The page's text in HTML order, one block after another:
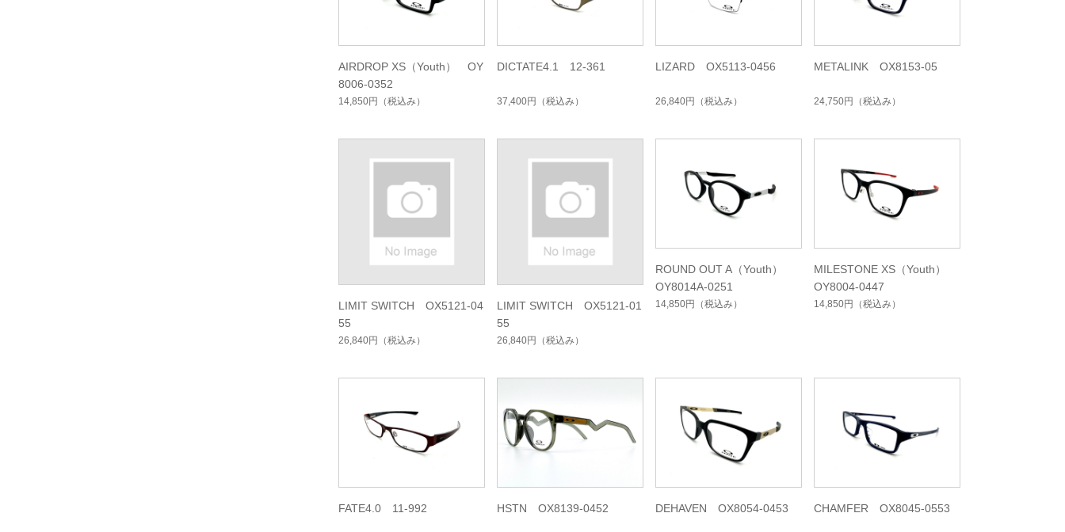
AIRDROP XS（Youth） OY
8006-0352
14,850円 （税込み）
DICTATE4.1 12-361
37,400円 （税込み）
LIZARD OX5113-0456
26,840円 （税込み）
METALINK OX8153-05
24,750円 （税込み）
LIMIT SWITCH OX5121-04
55
26,840円 （税込み）
LIMIT SWITCH OX5121-01
55
26,840円 （税込み）
ROUND OUT A（Youth）
OY8014A-0251
14,850円 （税込み）
MILESTONE XS（Youth）
OY8004-0447
14,850円 （税込み）
FATE4.0 11-992 HSTN OX8139-0452 DEHAVEN OX8054-0453 CHAMFER OX8045-0553